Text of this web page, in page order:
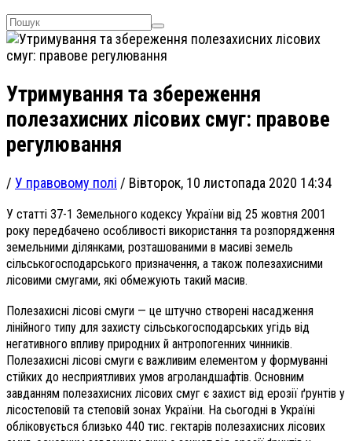
Утримування та збереження
полезахисних лісових смуг: правове
регулювання
/ У правовому полі / Вівторок, 10 листопада 2020 14:34
У статті 37-1 Земельного кодексу України від 25 жовтня 2001
року передбачено особливості використання та розпорядження
земельними ділянками, розташованими в масиві земель
сільськогосподарського призначення, а також полезахисними
лісовими смугами, які обмежують такий масив.
Полезахисні лісові смуги — це штучно створені насадження
лінійного типу для захисту сільськогосподарських угідь від
негативного впливу природних й антропогенних чинників.
Полезахисні лісові смуги є важливим елементом у формуванні
стійких до несприятливих умов агроландшафтів. Основним
завданням полезахисних лісових смуг є захист від ерозії ґрунтів у
лісостеповій та степовій зонах України. На сьогодні в Україні
обліковується близько 440 тис. гектарів полезахисних лісових